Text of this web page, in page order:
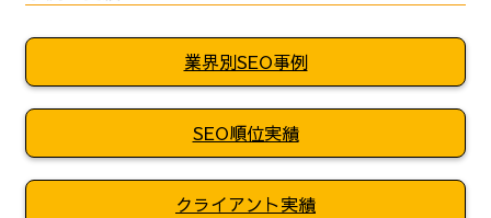
業界別SEO事例
SEO順位実績
クライアント実績